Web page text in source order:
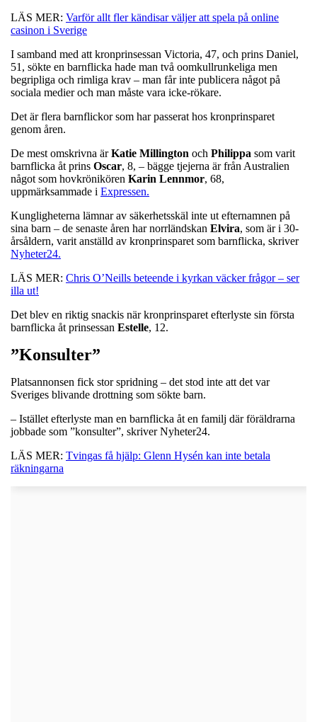
LÄS MER: Varför allt fler kändisar väljer att spela på online
casinon i Sverige
I samband med att kronprinsessan Victoria, 47, och prins Daniel,
51, sökte en barnflicka hade man två oomkullrunkeliga men
begripliga och rimliga krav – man får inte publicera något på
sociala medier och man måste vara icke-rökare.
Det är flera barnflickor som har passerat hos kronprinsparet
genom åren.
De mest omskrivna ärKatie Millington och Philippa som varit
barnflicka åt prins Oscar, 8, – bägge tjejerna är från Australien
något som hovkrönikören Karin Lennmor, 68,
uppmärksammade i Expressen.
Kungligheterna lämnar av säkerhetsskäl inte ut efternamnen på
sina barn – de senaste åren har norrländskan Elvira, som är i 30-
årsåldern, varit anställd av kronprinsparet som barnflicka, skriver
Nyheter24.
LÄS MER: Chris O’Neills beteende i kyrkan väcker frågor – ser
illa ut!
Det blev en riktig snackis när kronprinsparet efterlyste sin första
barnflicka åt prinsessan Estelle, 12.
”Konsulter”
Platsannonsen fick stor spridning – det stod inte att det var
Sveriges blivande drottning som sökte barn.
– Istället efterlyste man en barnflicka åt en familj där föräldrarna
jobbade som ”konsulter”, skriver Nyheter24.
LÄS MER: Tvingas få hjälp: Glenn Hysén kan inte betala
räkningarna